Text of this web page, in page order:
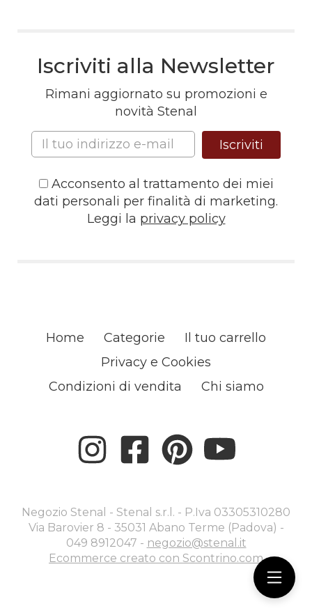
Iscriviti alla Newsletter
Rimani aggiornato su promozioni e
novità Stenal
Iscriviti
Acconsento al trattamento dei miei
dati personali per finalità di marketing.
Leggi la privacy policy
Home Categorie
Il tuo carrello
Privacy e Cookies
Condizioni di vendita
Chi siamo
Negozio Stenal - Stenal s.r.l. - P.Iva 03305310280
Via Barovier 8 - 35031 Abano Terme (Padova) -
049 8912047 - negozio@stenal.it
Ecommerce creato con Scontrino.com